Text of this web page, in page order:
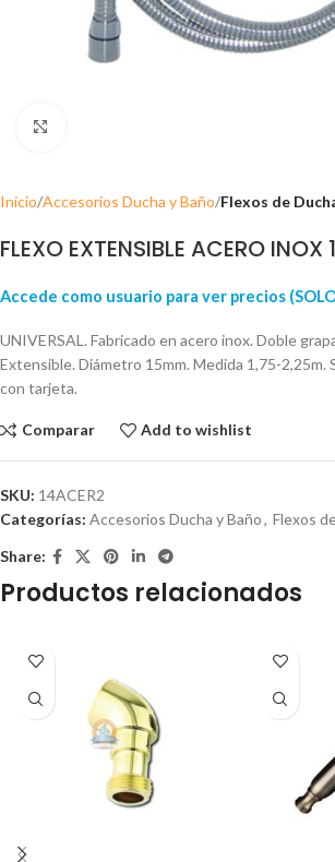
Inicio Accesorios Ducha y Baño Flexos de
FLEXO EXTENSIBLE ACERO
Accede como usuario para ver precios (SOLO
UNIVERSAL. Fabricado en acero inox. Doble
Extensible. Diámetro 15mm. Medida 1,75-2,25m.
con tarjeta.
Comparar Add to wishlist
SKU: 14ACER2
Categorías: Accesorios Ducha y Baño, Flexos
Share:
Productos relacionados